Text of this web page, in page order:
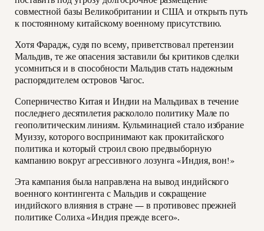
совместной базы Великобритании и США и открыть путь
к постоянному китайскому военному присутствию.
Хотя Фарадж, судя по всему, приветствовал претензии
Мальдив, те же опасения заставили бы критиков сделки
усомниться и в способности Мальдив стать надежным
распорядителем островов Чагос.
Соперничество Китая и Индии на Мальдивах в течение
последнего десятилетия раскололо политику Мале по
геополитическим линиям. Кульминацией стало избрание
Муиззу, которого воспринимают как прокитайского
политика и который строил свою предвыборную
кампанию вокруг агрессивного лозунга «Индия, вон!»
Эта кампания была направлена на вывод индийского
военного контингента с Мальдив и сокращение
индийского влияния в стране — в противовес прежней
политике Солиха «Индия прежде всего».